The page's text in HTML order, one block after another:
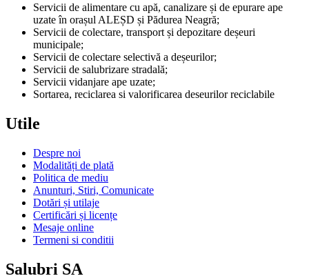
Servicii de alimentare cu apă, canalizare și de epurare ape
uzate în orașul ALEȘD și Pădurea Neagră;
Servicii de colectare, transport și depozitare deșeuri
municipale;
Servicii de colectare selectivă a deșeurilor;
Servicii de salubrizare stradală;
Servicii vidanjare ape uzate;
Sortarea, reciclarea si valorificarea deseurilor reciclabile
Utile
Despre noi
Modalități de plată
Politica de mediu
Anunturi, Stiri, Comunicate
Dotări și utilaje
Certificări și licențe
Mesaje online
Termeni si conditii
Salubri SA